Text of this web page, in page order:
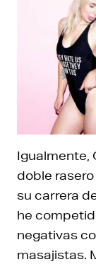
Igualmente,
doble
su carrera
he
negativas
masajistas.